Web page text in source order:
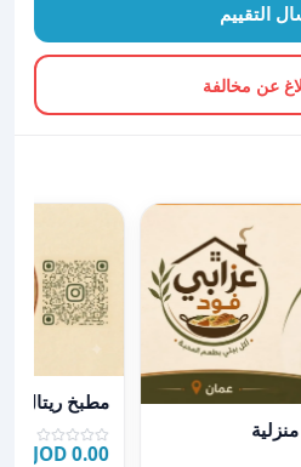
التقييم
عن مخالفة
- أكلات منزلية
عرض تفاصيل
مطبخ ريتال
0.00 JOD